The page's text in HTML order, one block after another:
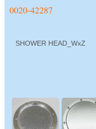
0020-42287
SHOWER HEAD_WxZ